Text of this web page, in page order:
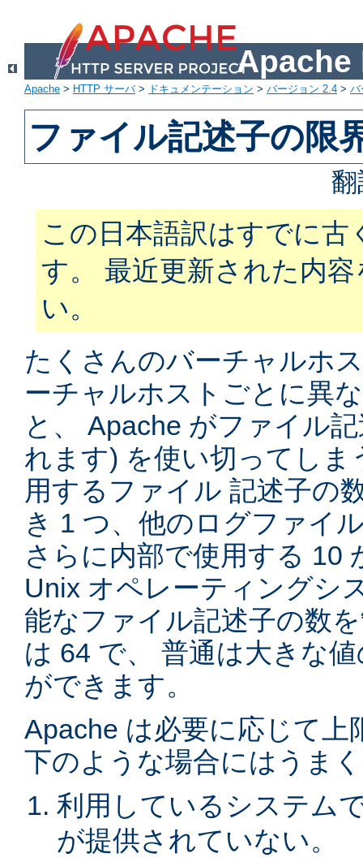
Apache
Apache > HTTP サーバ> ドキュメンテーション > バージョン 2.4 > バ
ファイル記述子の限
この日本語訳はすでに
す。 最近更新された内
い。
たくさんのバーチャルホ
ーチャルホストごとに異
と、 Apache がファイル
れます) を使い切ってし
用するファイル 記述子の
き 1 つ、他のログファイ
さらに内部で使用する 10
Unix オペレーティングシ
能なファイル記述子の数
は 64 で、 普通は大きな
ができます。
Apache は必要に応じて
下のような場合にはうま
利用しているシステム
が提供されていない。